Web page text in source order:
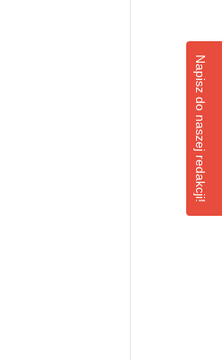
Napisz do naszej redakcji!